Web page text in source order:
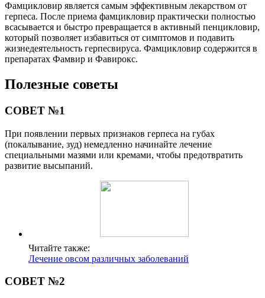
Фамцикловир является самым эффективным лекарством от
герпеса. После приема фамцикловир практически полностью
всасывается и быстро превращается в активный пенцикловир,
который позволяет избавиться от симптомов и подавить
жизнедеятельность герпесвируса. Фамцикловир содержится в
препаратах Фамвир и Фавирокс.
Полезные советы
СОВЕТ №1
При появлении первых признаков герпеса на губах
(покалывание, зуд) немедленно начинайте лечение
специальными мазями или кремами, чтобы предотвратить
развитие высыпаний.
Читайте также:
Лечение овсом различных заболеваний
СОВЕТ №2